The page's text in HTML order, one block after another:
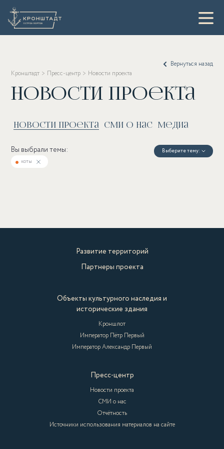
Кронштадт Пресс-центр Новости проекта
Вернуться назад
Новости проекта
Новости проекта СМИ о нас Медиа
Выберите тему:
Вы выбрали темы:
коты
Развитие территорий
Партнеры проекта
Объекты культурного наследия и
исторические здания
Кроншлот
Император Пётр Первый
Император Александр Первый
Пресс-центр
Новости проекта
СМИ о нас
Отчётность
Источники использования материалов на сайте